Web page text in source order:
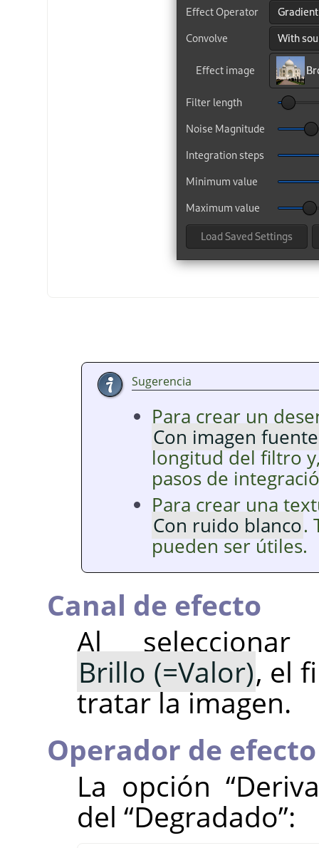
Sugerencia
Para crear un
Con imagen fuente
longitud del filtro
pasos de
Para crear una
Con ruido blanco.
pueden ser útiles.
Canal de efecto
Al
Brillo (=Valor), el
tratar la imagen.
Operador de efecto
La opción “
del “Degradado”: